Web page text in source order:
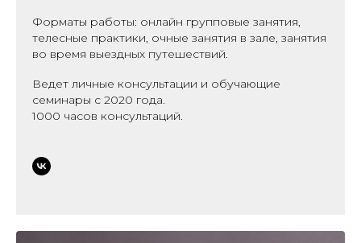
Форматы работы: онлайн групповые занятия,
телесные практики, очные занятия в зале, занятия
во время выездных путешествий.
Ведет личные консультации и обучающие
семинары с 2020 года.
1000 часов консультаций.